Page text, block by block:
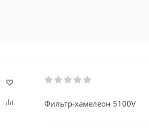
Фильтр-хамелеон 5100V